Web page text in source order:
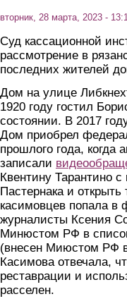
вторник, 28 марта, 2023 -
Суд кассационной
рассмотрение в
последних жителей
Дом на улице
1920 году гостил
состоянии. В 2017
Дом приобрел
прошлого года, когда
записали
Квентину Тарантино
Пастернака и
касимовцев попала
журналисты Ксения
Минюстом РФ в
(внесен Миюстом РФ
Касимова отвечала,
реставрации и
расселен.